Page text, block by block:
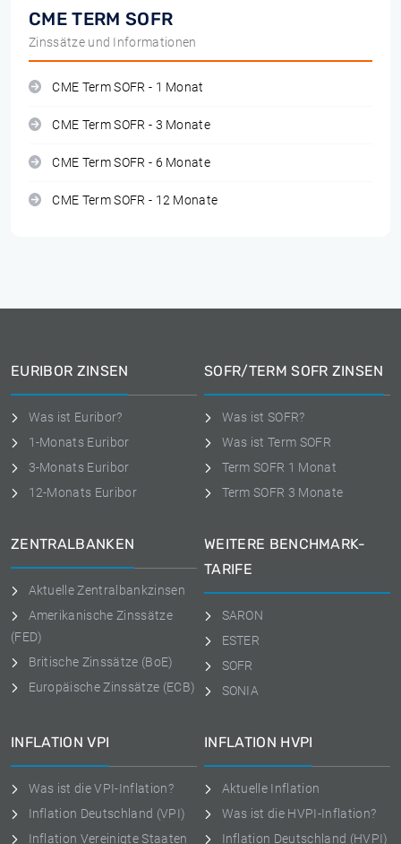
CME TERM SOFR
Zinssätze und Informationen
CME Term SOFR - 1 Monat
CME Term SOFR - 3 Monate
CME Term SOFR - 6 Monate
CME Term SOFR - 12 Monate
EURIBOR ZINSEN
Was ist Euribor?
1-Monats Euribor
3-Monats Euribor
12-Monats Euribor
SOFR/TERM SOFR ZINSEN
Was ist SOFR?
Was ist Term SOFR
Term SOFR 1 Monat
Term SOFR 3 Monate
ZENTRALBANKEN
Aktuelle Zentralbankzinsen
Amerikanische Zinssätze
(FED)
Britische Zinssätze (BoE)
Europäische Zinssätze (ECB)
WEITERE BENCHMARK-
TARIFE
SARON
ESTER
SOFR
SONIA
INFLATION VPI
Was ist die VPI-Inflation?
Inflation Deutschland (VPI)
Inflation Vereinigte Staaten
INFLATION HVPI
Aktuelle Inflation
Was ist die HVPI-Inflation?
Inflation Deutschland (HVPI)